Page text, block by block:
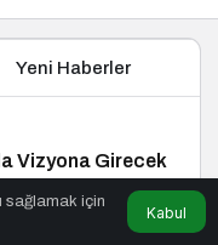
Yeni Haberler
Vizyona Girecek
sağlamak için
Kabul